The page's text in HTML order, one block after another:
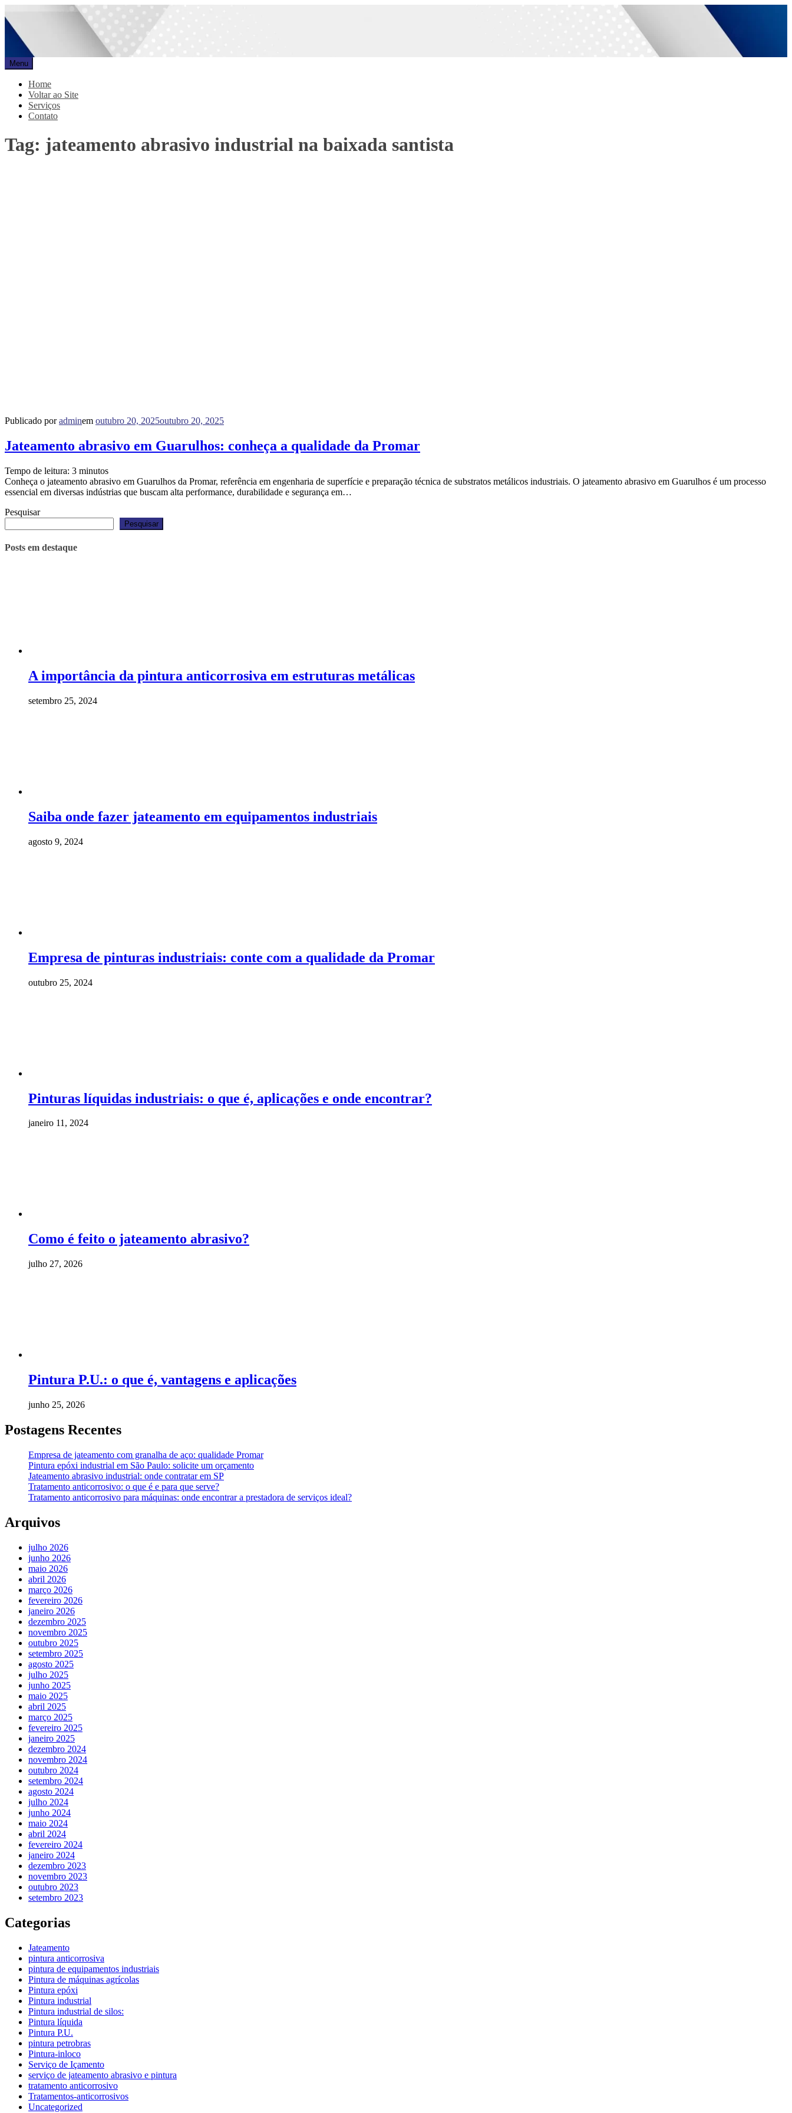
para
conteúdo
Promar
Blog
Menu
Home
Voltar ao Site
Serviços
Contato
Tag: jateamento abrasivo industrial na baixada santista
Publicado poradminem outubro 20, 2025outubro 20, 2025
Jateamento abrasivo em Guarulhos: conheça a qualidade da Promar
Tempo de leitura: 3 minutos
Conheça o jateamento abrasivo em Guarulhos da Promar, referência em engenharia de superfície e preparação técnica de substratos metálicos industriais. O jateamento abrasivo em Guarulhos é um processo
essencial em diversas indústrias que buscam alta performance, durabilidade e segurança em…
Pesquisar
Pesquisar
Posts em destaque
A importância da pintura anticorrosiva em estruturas metálicas
setembro 25, 2024
Saiba onde fazer jateamento em equipamentos industriais
agosto 9, 2024
Empresa de pinturas industriais: conte com a qualidade da Promar
outubro 25, 2024
Pinturas líquidas industriais: o que é, aplicações e onde encontrar?
janeiro 11, 2024
Como é feito o jateamento abrasivo?
julho 27, 2026
Pintura P.U.: o que é, vantagens e aplicações
junho 25, 2026
Postagens Recentes
Empresa de jateamento com granalha de aço: qualidade Promar
Pintura epóxi industrial em São Paulo: solicite um orçamento
Jateamento abrasivo industrial: onde contratar em SP
Tratamento anticorrosivo: o que é e para que serve?
Tratamento anticorrosivo para máquinas: onde encontrar a prestadora de serviços ideal?
Arquivos
julho 2026
junho 2026
maio 2026
abril 2026
março 2026
fevereiro 2026
janeiro 2026
dezembro 2025
novembro 2025
outubro 2025
setembro 2025
agosto 2025
julho 2025
junho 2025
maio 2025
abril 2025
março 2025
fevereiro 2025
janeiro 2025
dezembro 2024
novembro 2024
outubro 2024
setembro 2024
agosto 2024
julho 2024
junho 2024
maio 2024
abril 2024
fevereiro 2024
janeiro 2024
dezembro 2023
novembro 2023
outubro 2023
setembro 2023
Categorias
Jateamento
pintura anticorrosiva
pintura de equipamentos industriais
Pintura de máquinas agrícolas
Pintura epóxi
Pintura industrial
Pintura industrial de silos:
Pintura líquida
Pintura P.U.
pintura petrobras
Pintura-inloco
Serviço de Içamento
serviço de jateamento abrasivo e pintura
tratamento anticorrosivo
Tratamentos-anticorrosivos
Uncategorized